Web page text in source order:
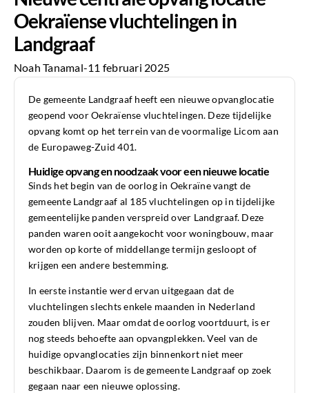
Oekraïense vluchtelingen in
Landgraaf
Noah Tanamal-11 februari 2025
De gemeente Landgraaf heeft een nieuwe opvanglocatie
geopend voor Oekraïense vluchtelingen. Deze tijdelijke
opvang komt op het terrein van de voormalige Licom aan
de Europaweg-Zuid 401.
Huidige opvang en noodzaak voor een nieuwe locatie
Sinds het begin van de oorlog in Oekraïne vangt de
gemeente Landgraaf al 185 vluchtelingen op in tijdelijke
gemeentelijke panden verspreid over Landgraaf. Deze
panden waren ooit aangekocht voor woningbouw, maar
worden op korte of middellange termijn gesloopt of
krijgen een andere bestemming.
In eerste instantie werd ervan uitgegaan dat de
vluchtelingen slechts enkele maanden in Nederland
zouden blijven. Maar omdat de oorlog voortduurt, is er
nog steeds behoefte aan opvangplekken. Veel van de
huidige opvanglocaties zijn binnenkort niet meer
beschikbaar. Daarom is de gemeente Landgraaf op zoek
gegaan naar een nieuwe oplossing.